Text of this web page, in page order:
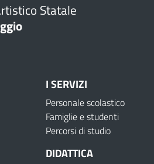
Statale
I SERVIZI
Personale scolastico
Famiglie e studenti
Percorsi di studio
DIDATTICA